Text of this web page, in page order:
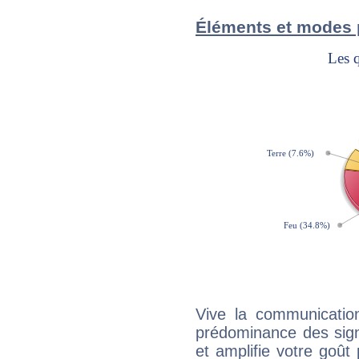
Éléments et
Vive la
prédominance des
et amplifie votre goût